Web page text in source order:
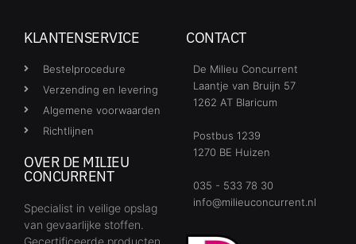
KLANTENSERVICE
Bestelprocedure
Verzending en levering
Algemene voorwaarden
Richtlijnen
OVER DE MILIEU
CONCURRENT
Specialist in veilige opslag
van gevaarlijke stoffen.
Gecertificeerde producten,
CONTACT
De Milieu Concurrent
Laantje van Bruijn 57
1262 AT Blaricum
Postbus 1239
1270 BE Huizen
035 - 533 78 30
info@milieuconcurrent.nl